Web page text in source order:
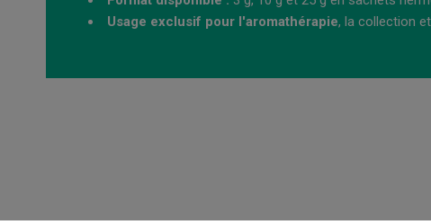
Usage exclusif pour l'aromathérapie, la collection